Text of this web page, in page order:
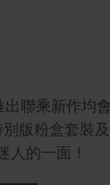
聯乘新作均
版粉盒套裝
人的一面！